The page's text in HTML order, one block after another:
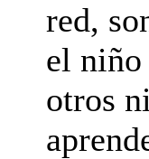
red,
el niño
otros